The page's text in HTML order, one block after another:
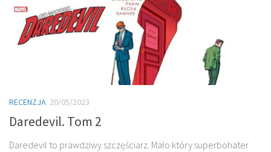
RECENZJA 20/05/2023
Daredevil. Tom 2
Daredevil to prawdziwy szczęściarz. Mało który superbohater